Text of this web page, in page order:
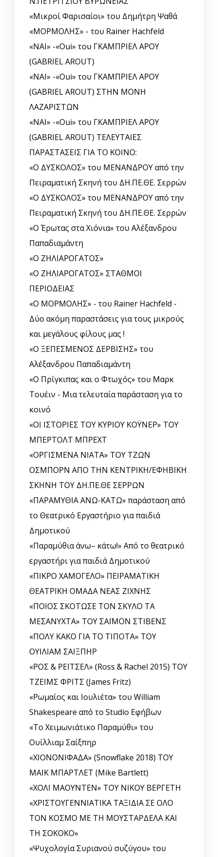
«Μικροί Φαρισαίοι» του Δημήτρη Ψαθά
«ΜΟΡΜΟΛΗΣ» - του Rainer Hachfeld
«ΝΑΙ» -«Oui» του ΓΚΑΜΠΡΙΕΛ ΑΡΟΥ
(GABRIEL AROUT)
«ΝΑΙ» -«Oui» του ΓΚΑΜΠΡΙΕΛ ΑΡΟΥ
(GABRIEL AROUT) ΣΤΗΝ ΜΟΝΗ
ΛΑΖΑΡΙΣΤΩΝ
«ΝΑΙ» -«Oui» του ΓΚΑΜΠΡΙΕΛ ΑΡΟΥ
(GABRIEL AROUT) ΤΕΛΕΥΤΑΙΕΣ
ΠΑΡΑΣΤΑΣΕΙΣ ΓΙΑ ΤΟ ΚΟΙΝΟ:
«Ο ΔΥΣΚΟΛΟΣ» του ΜΕΝΑΝΔΡΟΥ από την
Πειραματική Σκηνή του ΔΗ.ΠΕ.ΘΕ. Σερρών
«Ο ΔΥΣΚΟΛΟΣ» του ΜΕΝΑΝΔΡΟΥ από την
Πειραματική Σκηνή του ΔΗ.ΠΕ.ΘΕ. Σερρών
«Ο Έρωτας στα Χιόνια» του Αλέξανδρου
Παπαδιαμάντη
«Ο ΖΗΛΙΑΡΟΓΑΤΟΣ»
«Ο ΖΗΛΙΑΡΟΓΑΤΟΣ» ΣΤΑΘΜΟΙ
ΠΕΡΙΟΔΕΙΑΣ
«Ο ΜΟΡΜΟΛΗΣ» - του Rainer Hachfeld -
Δύο ακόμη παραστάσεις για τους μικρούς
και μεγάλους φίλους μας !
«Ο ΞΕΠΕΣΜΕΝΟΣ ΔΕΡΒΙΣΗΣ» του
Αλέξανδρου Παπαδιαμάντη
«Ο Πρίγκιπας και ο Φτωχός» του Μαρκ
Τουέιν - Μια τελευταία παράσταση για το
κοινό
«ΟΙ ΙΣΤΟΡΙΕΣ ΤΟΥ ΚΥΡΙΟΥ ΚΟΫΝΕΡ» ΤΟΥ
ΜΠΕΡΤΟΛΤ ΜΠΡΕΧΤ
«ΟΡΓΙΣΜΕΝΑ ΝΙΑΤΑ» ΤΟΥ ΤΖΩΝ
ΟΣΜΠΟΡΝ ΑΠΟ ΤΗΝ ΚΕΝΤΡΙΚΗ/ΕΦΗΒΙΚΗ
ΣΚΗΝΗ ΤΟΥ ΔΗ.ΠΕ.ΘΕ ΣΕΡΡΩΝ
«ΠΑΡΑΜΥΘΙΑ ΑΝΩ-ΚΑΤΩ» παράσταση από
το Θεατρικό Εργαστήριο για παιδιά
Δημοτικού
«Παραμύθια άνω– κάτω!» Από το θεατρικό
εργαστήρι για παιδιά Δημοτικού
«ΠΙΚΡΟ ΧΑΜΟΓΕΛΟ» ΠΕΙΡΑΜΑΤΙΚΗ
ΘΕΑΤΡΙΚΗ ΟΜΑΔΑ ΝΕΑΣ ΖΙΧΝΗΣ
«ΠΟΙΟΣ ΣΚΟΤΩΣΕ ΤΟΝ ΣΚΥΛΟ ΤΑ
ΜΕΣΑΝΥΧΤΑ» ΤΟΥ ΣΑΪΜΟΝ ΣΤΙΒΕΝΣ
«ΠΟΛΥ ΚΑΚΟ ΓΙΑ ΤΟ ΤΙΠΟΤΑ» ΤΟΥ
ΟΥΙΛΙΑΜ ΣΑΙΞΠΗΡ
«ΡΟΣ & ΡΕΪΤΣΕΛ» (Ross & Rachel 2015) ΤΟΥ
ΤΖΕΙΜΣ ΦΡΙΤΣ (James Fritz)
«Ρωμαίος και Ιουλιέτα» του William
Shakespeare από το Studio Εφήβων
«Το Χειμωνιάτικο Παραμύθι» του
Ουίλλιαμ Σαίξπηρ
«ΧΙΟΝΟΝΙΦΑΔΑ» (Snowflake 2018) ΤΟΥ
ΜΑΙΚ ΜΠΑΡΤΛΕΤ (Mike Bartlett)
«ΧΟΛΙ ΜΑΟΥΝΤΕΝ» ΤΟΥ ΝΙΚΟΥ ΒΕΡΓΕΤΗ
«ΧΡΙΣΤΟΥΓΕΝΝΙΑΤΙΚΑ ΤΑΞΙΔΙΑ ΣΕ ΟΛΟ
ΤΟΝ ΚΟΣΜΟ ΜΕ ΤΗ ΜΟΥΣΤΑΡΔΕΛΑ ΚΑΙ
ΤΗ ΣΟΚΟΚΟ»
«Ψυχολογία Συριανού συζύγου» του